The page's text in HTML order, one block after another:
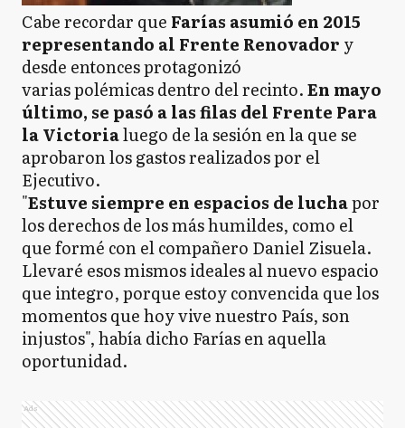
Cabe recordar que Farías asumió en 2015
representando al Frente Renovador y
desde entonces protagonizó
varias polémicas dentro del recinto.En mayo
último, se pasó a las filas del Frente Para
la Victorialuego de la sesión en la que se
aprobaron los gastos realizados por el
Ejecutivo.
"Estuve siempre en espacios de luchapor
los derechos de los más humildes, como el
que formé con el compañero Daniel Zisuela.
Llevaré esos mismos ideales al nuevo espacio
que integro, porque estoy convencida que los
momentos que hoy vive nuestro País, son
injustos", había dicho Farías en aquella
oportunidad.
Ads